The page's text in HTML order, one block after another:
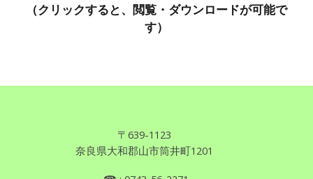
（クリックすると、閲覧・ダウンロードが可能で
す）
〒639-1123
奈良県大和郡山市筒井町1201